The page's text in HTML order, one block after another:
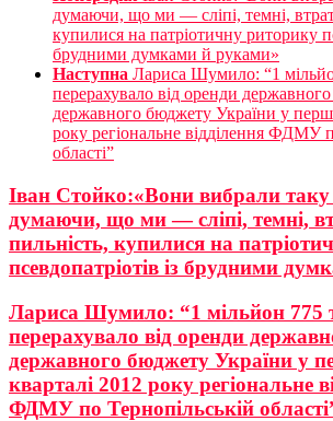
думаючи, що ми — сліпі, темні,
купилися на патріотичну риторику
брудними думками й руками»
Наступна Лариса Шумило: “1
перерахувало від оренди
державного бюджету України у
року регіональне відділення ФДМУ
області”
Іван Стойко:«Вони вибрали таку
думаючи, що ми — сліпі, темні,
пильність, купилися на
псевдопатріотів із брудними
Лариса Шумило: “1 мільйон 775
перерахувало від оренди
державного бюджету України у
кварталі 2012 року регіональне
ФДМУ по Тернопільській